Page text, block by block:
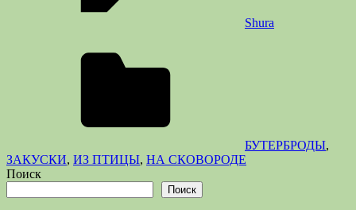
Shura
БУТЕРБРОДЫ,
ЗАКУСКИ, ИЗ ПТИЦЫ, НА СКОВОРОДЕ
Поиск
Поиск